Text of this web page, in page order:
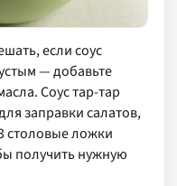
если соус
— добавьте
Соус тар-тар
заправки салатов,
столовые ложки
получить нужную